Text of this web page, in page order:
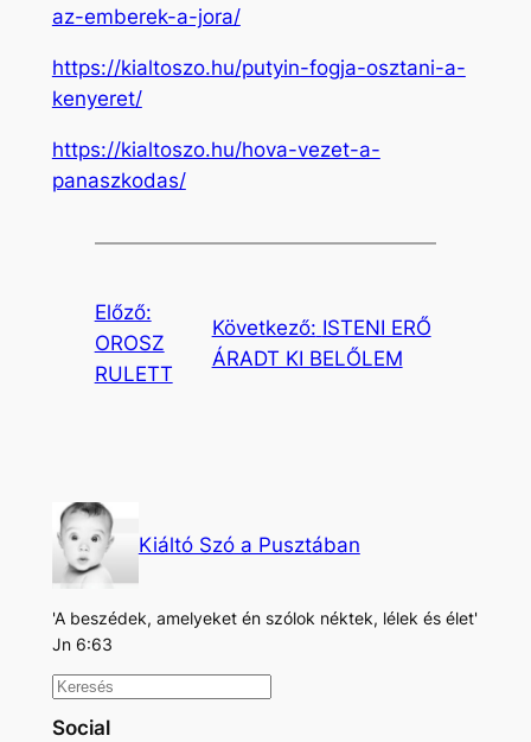
az-emberek-a-jora/
https://kialtoszo.hu/putyin-fogja-osztani-a-
kenyeret/
https://kialtoszo.hu/hova-vezet-a-
panaszkodas/
Előző:
OROSZ
RULETT
Következő: ISTENI ERŐ
ÁRADT KI BELŐLEM
Kiáltó Szó a Pusztában
'A beszédek, amelyeket én szólok néktek, lélek és élet'
Jn 6:63
K
e
Social